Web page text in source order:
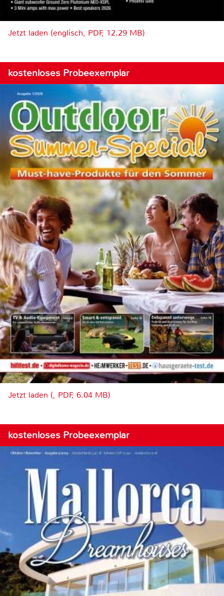
Jetzt laden (englisch, PDF, 12.29 MB)
kostenloses Probeexemplar
Jetzt laden (, PDF, 6.04 MB)
kostenloses Probeexemplar